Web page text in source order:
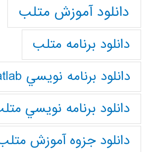
دانلود آموزش متلب
دانلود برنامه متلب
دانلود برنامه نويسي Matlab
دانلود برنامه نويسي
دانلود جزوه آموزش